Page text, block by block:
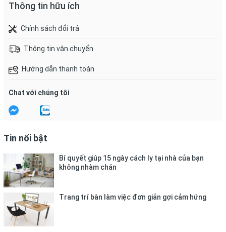
Thông tin hữu ích
Chính sách đổi trả
Thông tin vận chuyển
Hướng dẫn thanh toán
Chat với chúng tôi
Tin nổi bật
Bí quyết giúp 15 ngày cách ly tại nhà của bạn
không nhàm chán
Trang trí bàn làm việc đơn giản gợi cảm hứng